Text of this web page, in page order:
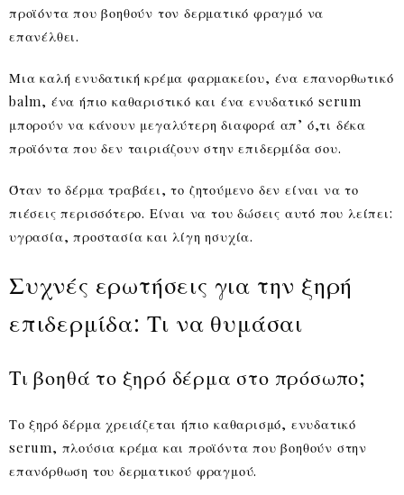
προϊόντα που βοηθούν τον δερματικό φραγμό να
επανέλθει.
Μια καλή ενυδατική κρέμα φαρμακείου, ένα επανορθωτικό
balm, ένα ήπιο καθαριστικό και ένα ενυδατικό serum
μπορούν να κάνουν μεγαλύτερη διαφορά απ’ ό,τι δέκα
προϊόντα που δεν ταιριάζουν στην επιδερμίδα σου.
Όταν το δέρμα τραβάει, το ζητούμενο δεν είναι να το
πιέσεις περισσότερο. Είναι να του δώσεις αυτό που λείπει:
υγρασία, προστασία και λίγη ησυχία.
Συχνές ερωτήσεις για την ξηρή
επιδερμίδα: Τι να θυμάσαι
Τι βοηθά το ξηρό δέρμα στο πρόσωπο;
Το ξηρό δέρμα χρειάζεται ήπιο καθαρισμό, ενυδατικό
serum, πλούσια κρέμα και προϊόντα που βοηθούν στην
επανόρθωση του δερματικού φραγμού.